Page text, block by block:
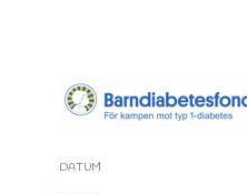
DATUM